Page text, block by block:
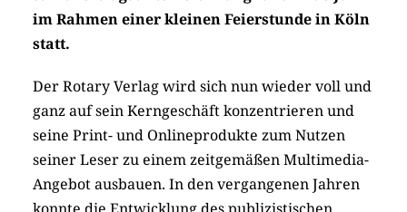
im Rahmen einer kleinen Feierstunde in Köln
statt.
Der Rotary Verlag wird sich nun wieder voll und
ganz auf sein Kerngeschäft konzentrieren und
seine Print- und Onlineprodukte zum Nutzen
seiner Leser zu einem zeitgemäßen Multimedia-
Angebot ausbauen. In den vergangenen Jahren